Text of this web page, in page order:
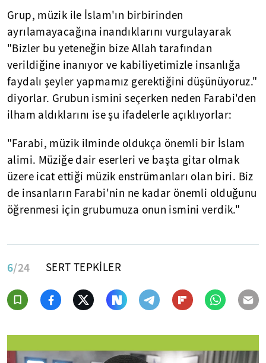
Grup, müzik ile İslam'ın birbirinden
ayrılamayacağına inandıklarını vurgulayarak
"Bizler bu yeteneğin bize Allah tarafından
verildiğine inanıyor ve kabiliyetimizle insanlığa
faydalı şeyler yapmamız gerektiğini düşünüyoruz."
diyorlar. Grubun ismini seçerken neden Farabi'den
ilham aldıklarını ise şu ifadelerle açıklıyorlar:
"Farabi, müzik ilminde oldukça önemli bir İslam
alimi. Müziğe dair eserleri ve başta gitar olmak
üzere icat ettiği müzik enstrümanları olan biri. Biz
de insanların Farabi'nin ne kadar önemli olduğunu
öğrenmesi için grubumuza onun ismini verdik."
6/24 SERT TEPKİLER